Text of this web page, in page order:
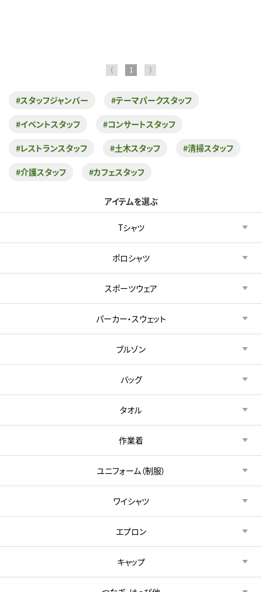
⟨ 1 ⟩
#スタッフジャンバー #テーマパークスタッフ
#イベントスタッフ #コンサートスタッフ
#レストランスタッフ #土木スタッフ #清掃スタッフ
#介護スタッフ #カフェスタッフ
アイテムを選ぶ
Tシャツ
ポロシャツ
スポーツウェア
パーカー・スウェット
ブルゾン
バッグ
タオル
作業着
ユニフォーム（制服）
ワイシャツ
エプロン
キャップ